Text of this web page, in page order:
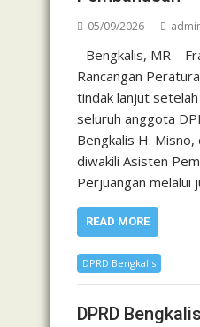
05/09/2026
Bengkalis, MR –
Rancangan
tindak lanjut
seluruh anggota
Bengkalis H.
diwakili Asisten
Perjuangan melalui
READ MORE
DPRD Bengkalis
DPRD